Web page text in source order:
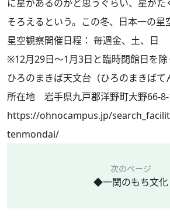
に星があるのかと思うぐらい、星がた
そろえるという。この冬、日本一の星
星空観察開催日程： 毎週金、土、日
※12月29日～1月3日と臨時閉館日を除
ひろのまきば天文台（ひろのまきばて
所在地 岩手県九戸郡洋野町大野66-
https://ohnocampus.jp/
tenmondai/
次のページ
◆一関のもち文化